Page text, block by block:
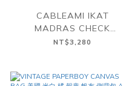
CABLEAMI IKAT
MADRAS CHECK
BUCKET 印度棉 馬德拉 格
NT$3,280